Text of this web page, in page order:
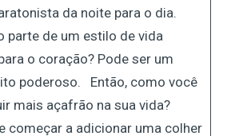
da noite para o dia.
parte de um estilo de vida
o coração? Pode ser um
poderoso. Então, como você
mais açafrão na sua vida?
começar a adicionar uma colher